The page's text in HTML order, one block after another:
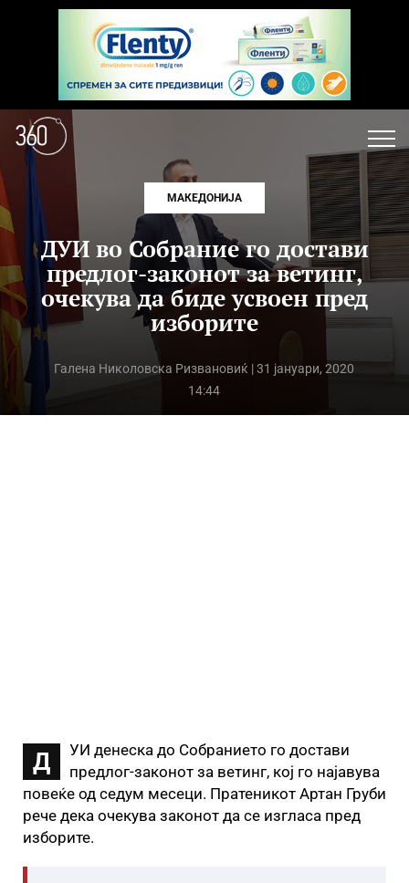
МАКЕДОНИЈА
ДУИ во Собрание го достави
предлог-законот за ветинг,
очекува да биде усвоен пред
изборите
Галена Николовска Ризвановиќ | 31 јануари, 2020
14:44
Д
УИ денеска до Собранието го достави
предлог-законот за ветинг, кој го најавува
повеќе од седум месеци. Пратеникот Артан Груби
рече дека очекува законот да се изгласа пред
изборите.